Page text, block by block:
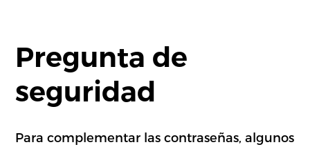
Pregunta de
seguridad
Para complementar las contraseñas, algunos